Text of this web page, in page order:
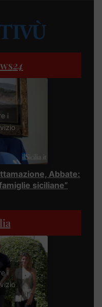
24
i
Abbate:
siciliane”
i